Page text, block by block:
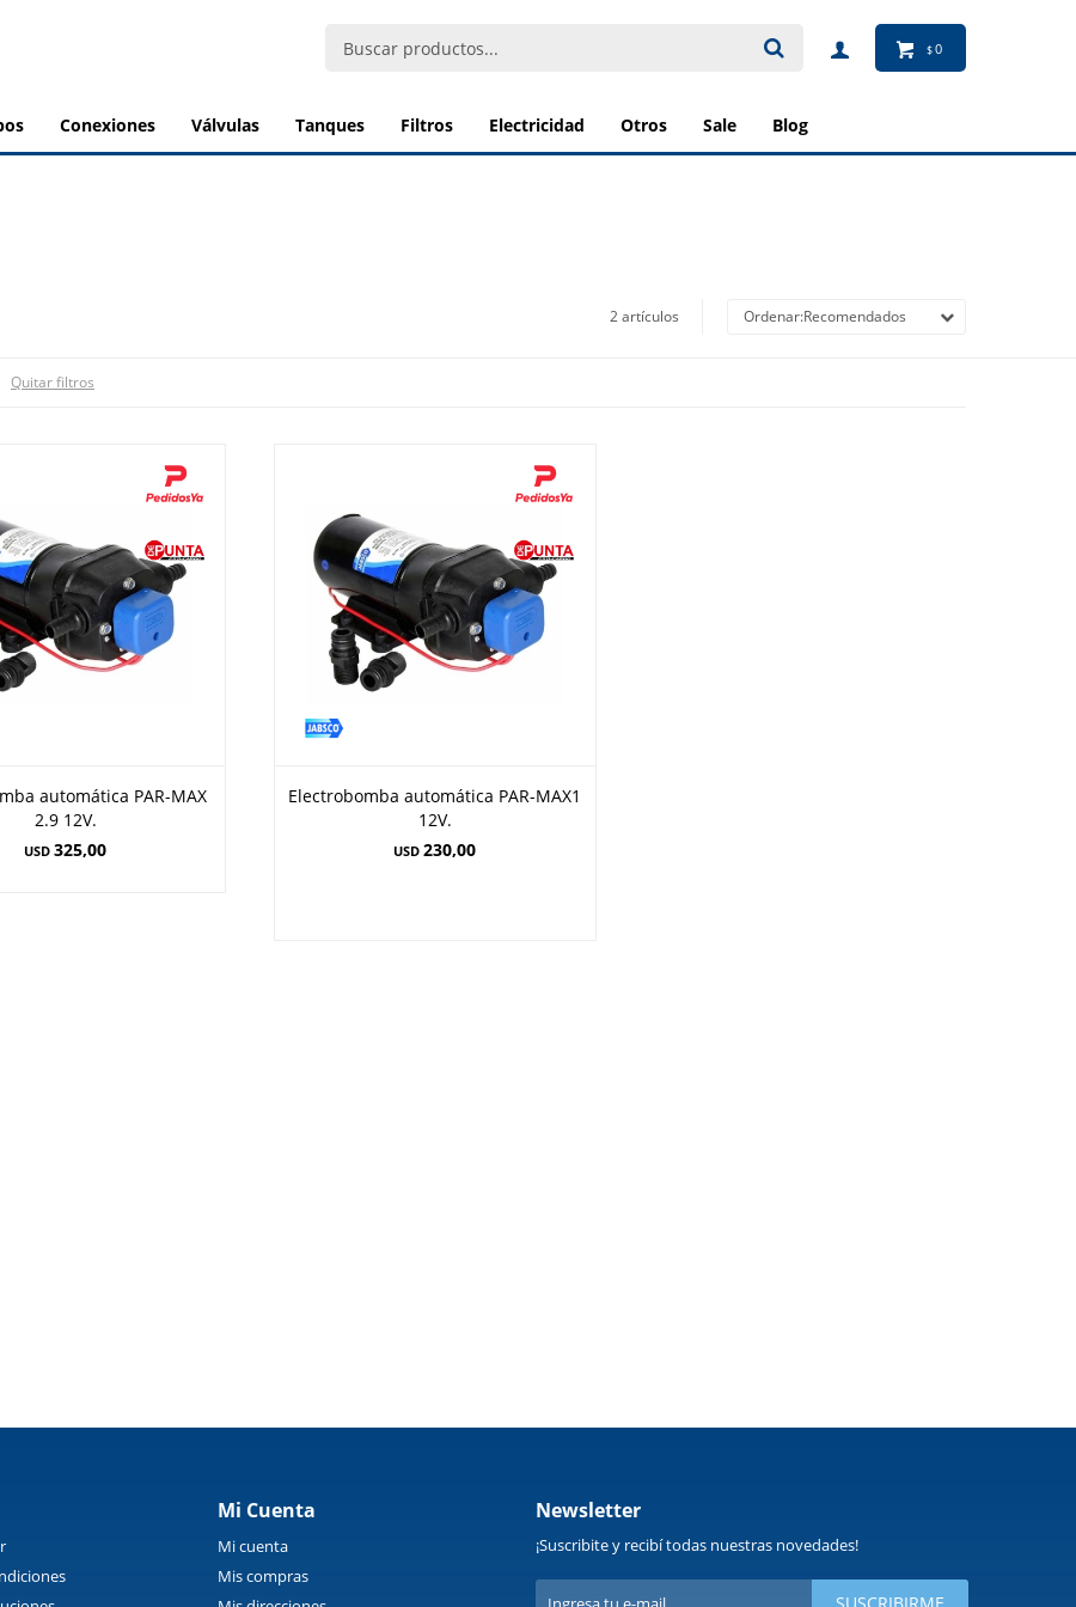
conexiones válvulas tanques filtros electricidad otros sale blog
$0
2 artículos Recomendados
Quitar filtros
automática PAR-MAX
2.9 12V.
USD 325,00
Electrobomba automática PAR-MAX1
12V.
USD 230,00
Mi Cuenta
Mi cuenta
Mis compras
Newsletter
¡Suscribite y recibí todas nuestras novedades!